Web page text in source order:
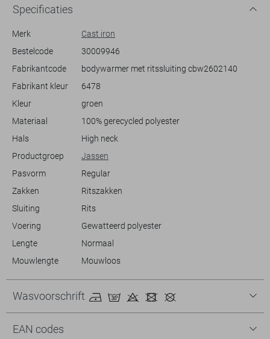
jas zowel gemak als stijl.
De gewatteerde polyester voering houdt je warm op koelere
textuur en het minimalistische design maken deze jas eenvoudig te
combineren met diverse outfits. Of je nu een wandeling maakt, een
luie zondagochtend doorbrengt of een informele meeting hebt, de
kledingstuk zorgt ervoor dat je met een goed geweten stijlvol voor de
Meer informatie:
Specificaties
Merk
Cast iron
Bestelcode
30009946
Fabrikantcode
bodywarmer met ritssluiting cbw2602140
Fabrikant kleur
6478
Kleur
groen
Materiaal
100% gerecycled polyester
Hals
High neck
Productgroep
Jassen
Pasvorm
Regular
Zakken
Ritszakken
Sluiting
Rits
Voering
Gewatteerd polyester
Lengte
Normaal
Mouwlengte
Mouwloos
Wasvoorschrift
EAN codes